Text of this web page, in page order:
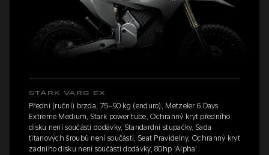
STARK VARG EX
Přední (ruční) brzda, 75–90 kg (enduro), Metzeler 6 Days
Extreme Medium, Stark power tube, Ochranný kryt předního
disku není součástí dodávky, Standardní stupačky, Sada
titanových šroubů není součástí, Seat Pravidelný, Ochranný kryt
zadního disku není součástí dodávky, 80hp 'Alpha'